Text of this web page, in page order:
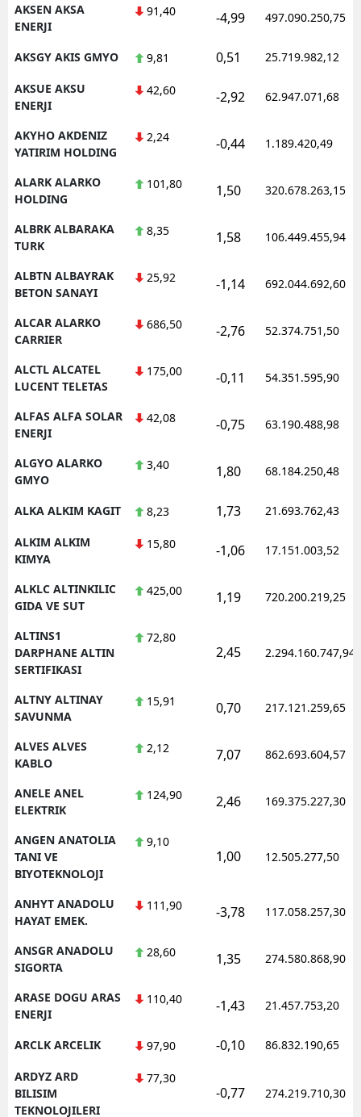
AKSEN AKSA
ENERJI
91,40 -4,99 497.090.250,75
AKSGY AKIS GMYO 9,81 0,51 25.719.982,12
AKSUE AKSU
ENERJI
42,60 -2,92 62.947.071,68
AKYHO AKDENIZ
YATIRIM HOLDING
2,24 -0,44 1.189.420,49
ALARK ALARKO
HOLDING
101,80 1,50 320.678.263,15
ALBRK ALBARAKA
TURK
8,35 1,58 106.449.455,94
ALBTN ALBAYRAK
BETON SANAYI
25,92 -1,14 692.044.692,60
ALCAR ALARKO
CARRIER
686,50 -2,76 52.374.751,50
ALCTL ALCATEL
LUCENT TELETAS
175,00 -0,11 54.351.595,90
ALFAS ALFA SOLAR
ENERJI
42,08 -0,75 63.190.488,98
ALGYO ALARKO
GMYO
3,40 1,80 68.184.250,48
ALKA ALKIM KAGIT 8,23 1,73 21.693.762,43
ALKIM ALKIM
KIMYA
15,80 -1,06 17.151.003,52
ALKLC ALTINKILIC
GIDA VE SUT
425,00 1,19 720.200.219,25
ALTINS1
DARPHANE ALTIN
SERTIFIKASI
72,80
2,45 2.294.160.747,94
ALTNY ALTINAY
SAVUNMA
15,91 0,70 217.121.259,65
ALVES ALVES
KABLO
2,12 7,07 862.693.604,57
ANELE ANEL
ELEKTRIK
124,90 2,46 169.375.227,30
ANGEN ANATOLIA
TANI VE
BIYOTEKNOLOJI
9,10
1,00 12.505.277,50
ANHYT ANADOLU
HAYAT EMEK.
111,90 -3,78 117.058.257,30
ANSGR ANADOLU
SIGORTA
28,60 1,35 274.580.868,90
ARASE DOGU ARAS
ENERJI
110,40 -1,43 21.457.753,20
ARCLK ARCELIK 97,90 -0,10 86.832.190,65
ARDYZ ARD
BILISIM
TEKNOLOJILERI
77,30
-0,77 274.219.710,30